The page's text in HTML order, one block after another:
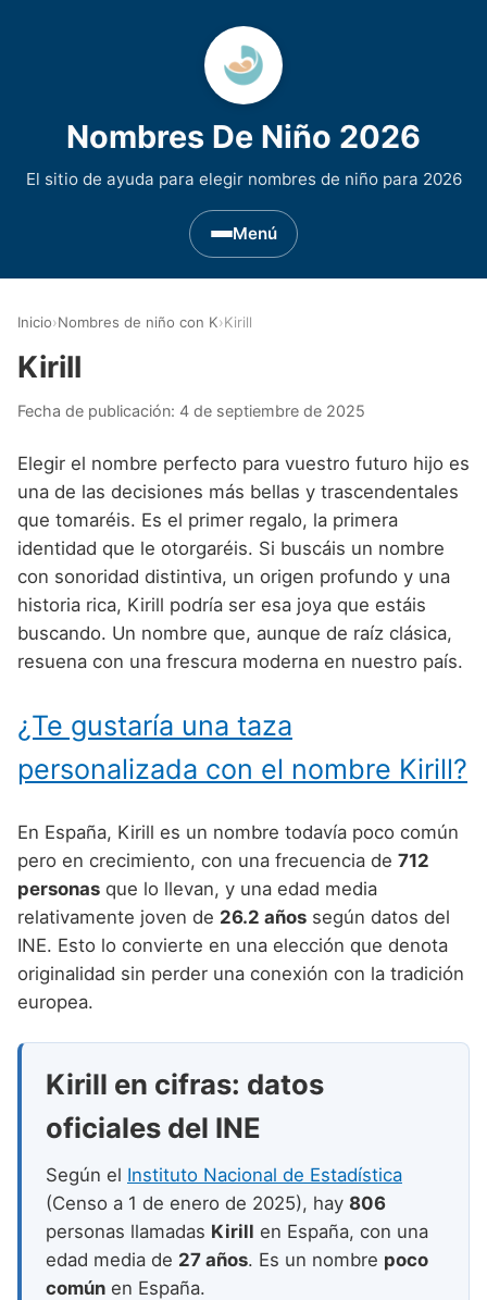
Nombres De Niño 2026
El sitio de ayuda para elegir nombres de niño para 2026
Menú
Nombres de niño que empiezan por D
Nombres de niño que empiezan por E
Nombres de niño que empiezan por F
Nombres de niño que empiezan por G
Nombres de niño que empiezan por H
Nombres de niño que empiezan por J
Nombres de niño que empiezan por K
Nombres de niño que empiezan por M
Nombres de niño que empiezan por N
Nombres de niño que empiezan por O
Nombres de niño que empiezan por P
Nombres de niño que empiezan por U
Nombres de niño que empiezan por V
Nombres de niño que empiezan por W
Nombres de Niño Asturianos
Nombres de Niño Baleares
Nombres de Niño Canarios
Nombres de Niño Cantabros
Nombres de Niño Castellanos
Nombres de Niño Extremeños
Nombres de Niño Gallegos
Nombres de Niño Murcianos
Nombres de Niño Navarros
Nombres de Niño Riojanos
Nombres de Niño Valencianos
Nombres de Niño Celtas
Nombres de Niño Egipcios
Nombres de Niño Griegos
Nombres de Niño Mitologicos
Nombres de Niño Romanos
Nombres de Niño Alemanes
Nombres de Niño Americanos
Nombres de Niño Arabes
Nombres de Niño Chinos
Nombres de Niño Franceses
Nombres de Niño Ingleses
Nombres de Niño Italianos
Nombres de Niño Japoneses
Nombres de Niño Judíos
Nombres de Niño Marroquíes
Nombres de Niño Portugueses
Nombres de Niño Rusos
Nombres de Niño Suecos
Buscar
Inicio›Nombres de niño con K›Kirill
Kirill
Fecha de publicación: 4 de septiembre de 2025
Elegir el nombre perfecto para vuestro futuro hijo es
una de las decisiones más bellas y trascendentales
que tomaréis. Es el primer regalo, la primera
identidad que le otorgaréis. Si buscáis un nombre
con sonoridad distintiva, un origen profundo y una
historia rica, Kirill podría ser esa joya que estáis
buscando. Un nombre que, aunque de raíz clásica,
resuena con una frescura moderna en nuestro país.
¿Te gustaría una taza
personalizada con el nombre Kirill?
En España, Kirill es un nombre todavía poco común
pero en crecimiento, con una frecuencia de 712
personas que lo llevan, y una edad media
relativamente joven de 26.2 años según datos del
INE. Esto lo convierte en una elección que denota
originalidad sin perder una conexión con la tradición
europea.
Kirill en cifras: datos
oficiales del INE
Según el Instituto Nacional de Estadística
(Censo a 1 de enero de 2025), hay 806
personas llamadas Kirill en España, con una
edad media de 27 años. Es un nombre poco
común en España.